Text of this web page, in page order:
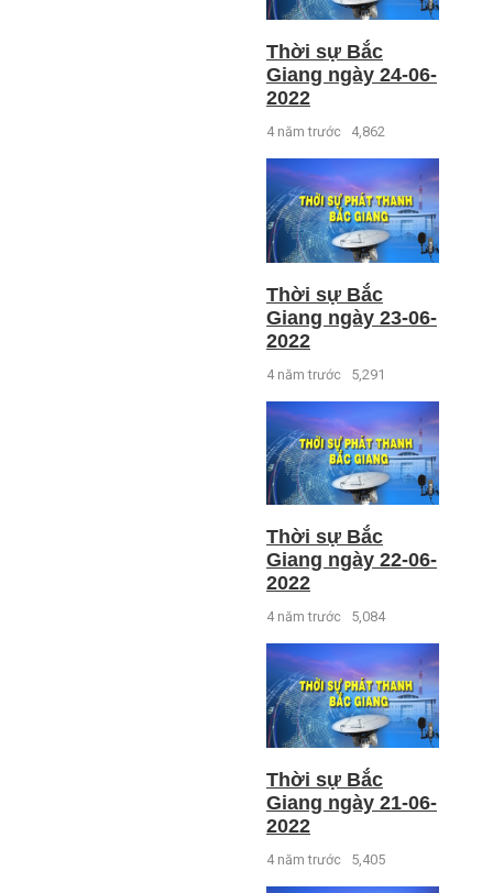
Thời sự Bắc
Giang ngày 24-06-
2022
4 năm trước 4,862
Thời sự Bắc
Giang ngày 23-06-
2022
4 năm trước 5,291
Thời sự Bắc
Giang ngày 22-06-
2022
4 năm trước 5,084
Thời sự Bắc
Giang ngày 21-06-
2022
4 năm trước 5,405